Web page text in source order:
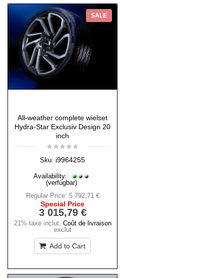
SALE
All-weather complete wielset
Hydra-Star Exclusiv Design 20
inch
Sku: i9964255
Availability:
(verfügbar)
Regular Price: 5 792,71 €
Special Price
3 015,79 €
21% taxe inclut, Coût de livraison
exclut
Add to Cart